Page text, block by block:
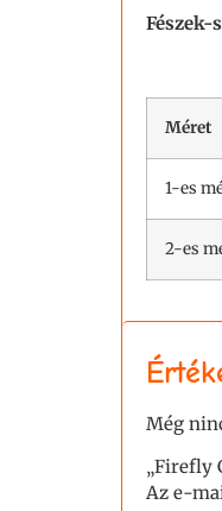
Fészek-
Méret
1-es
2-es
Még
„Firefly
Az e-